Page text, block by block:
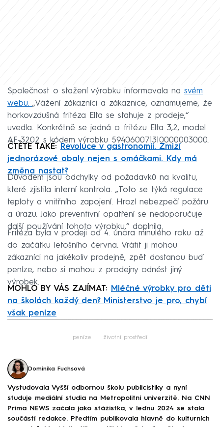
Společnost o stažení výrobku informovala na svém
webu. „Vážení zákazníci a zákaznice, oznamujeme, že
horkovzdušná fritéza Elta se stahuje z prodeje,“
uvedla. Konkrétně se jedná o fritézu Elta 3,2, model
AF-3202 s kódem výrobku 594060071310000003000.
ČTĚTE TAKÉ:
Revoluce v gastronomii. Zmizí
jednorázové obaly nejen s omáčkami. Kdy má
změna nastat?
Důvodem jsou odchylky od požadavků na kvalitu,
které zjistila interní kontrola. „Toto se týká regulace
teploty a vnitřního zapojení. Hrozí nebezpečí požáru
a úrazu. Jako preventivní opatření se nedoporučuje
další používání tohoto výrobku,“ doplnila.
Fritéza byla v prodeji od 4. února minulého roku až
do začátku letošního června. Vrátit ji mohou
zákazníci na jakékoliv prodejně, zpět dostanou buď
peníze, nebo si mohou z prodejny odnést jiný
výrobek.
MOHLO BY VÁS ZAJÍMAT:
Mléčné výrobky pro děti
na školách každý den? Ministerstvo je pro, chybí
však peníze
peníze životní prostředí
Dominika Fuchsová
Vystudovala Vyšší odbornou školu publicistiky a nyní
studuje mediální studia na Metropolitní univerzitě. Na CNN
Prima NEWS začala jako stážistka, v lednu 2024 se stala
součástí redakce. Předtím publikovala hlavně do kulturních